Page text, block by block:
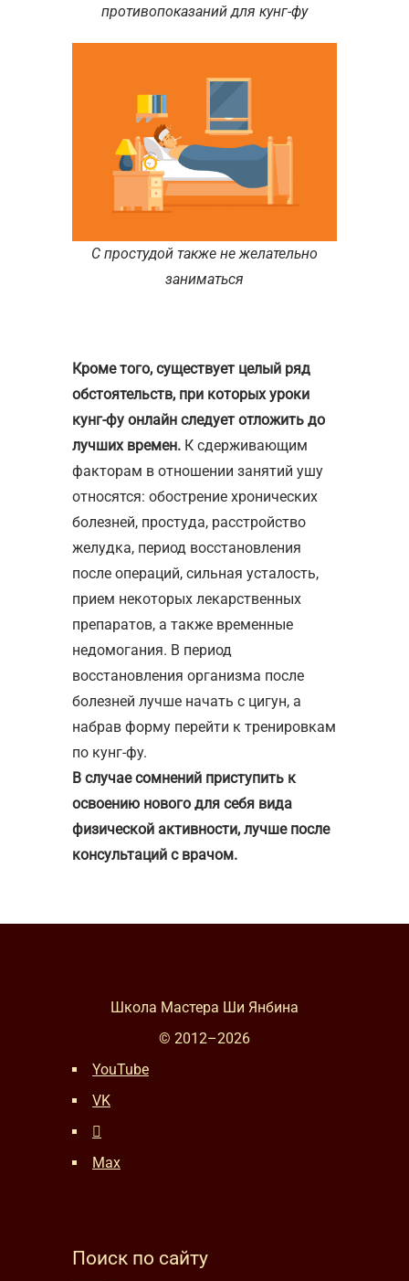
противопоказаний для кунг-фу
С простудой также не желательно
заниматься
Кроме того, существует целый ряд
обстоятельств, при которых уроки
кунг-фу онлайн следует отложить до
лучших времен. К сдерживающим
факторам в отношении занятий ушу
относятся: обострение хронических
болезней, простуда, расстройство
желудка, период восстановления
после операций, сильная усталость,
прием некоторых лекарственных
препаратов, а также временные
недомогания. В период
восстановления организма после
болезней лучше начать с цигун, а
набрав форму перейти к тренировкам
по кунг-фу.
В случае сомнений приступить к
освоению нового для себя вида
физической активности, лучше после
консультаций с врачом.
Школа Мастера Ши Янбина
© 2012–2026
YouTube
VK
Max
Поиск по сайту